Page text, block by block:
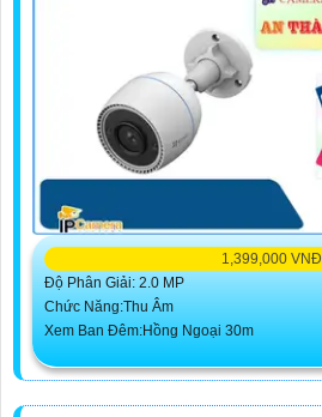
1,399,000 VNĐ
Độ Phân Giải: 2.0 MP
Chức Năng:Thu Âm
Xem Ban Đêm:Hồng Ngoại 30m